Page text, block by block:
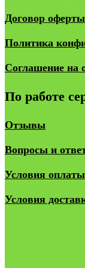
Договор оферты
Политика
Соглашение на
По работе
Отзывы
Вопросы и
Условия оплаты
Условия